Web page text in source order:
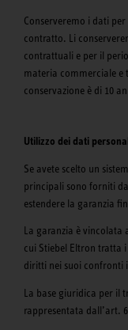
Conserveremo i dati
contratto. Li
contrattuali e per il
materia commerciale e
conservazione è di 10
Utilizzo dei dati
Se avete scelto un
principali sono forniti da
estendere la garanzia
La garanzia è vincolata
cui Stiebel Eltron tratta
diritti nei suoi confronti
La base giuridica per il
rappresentata dall’art.